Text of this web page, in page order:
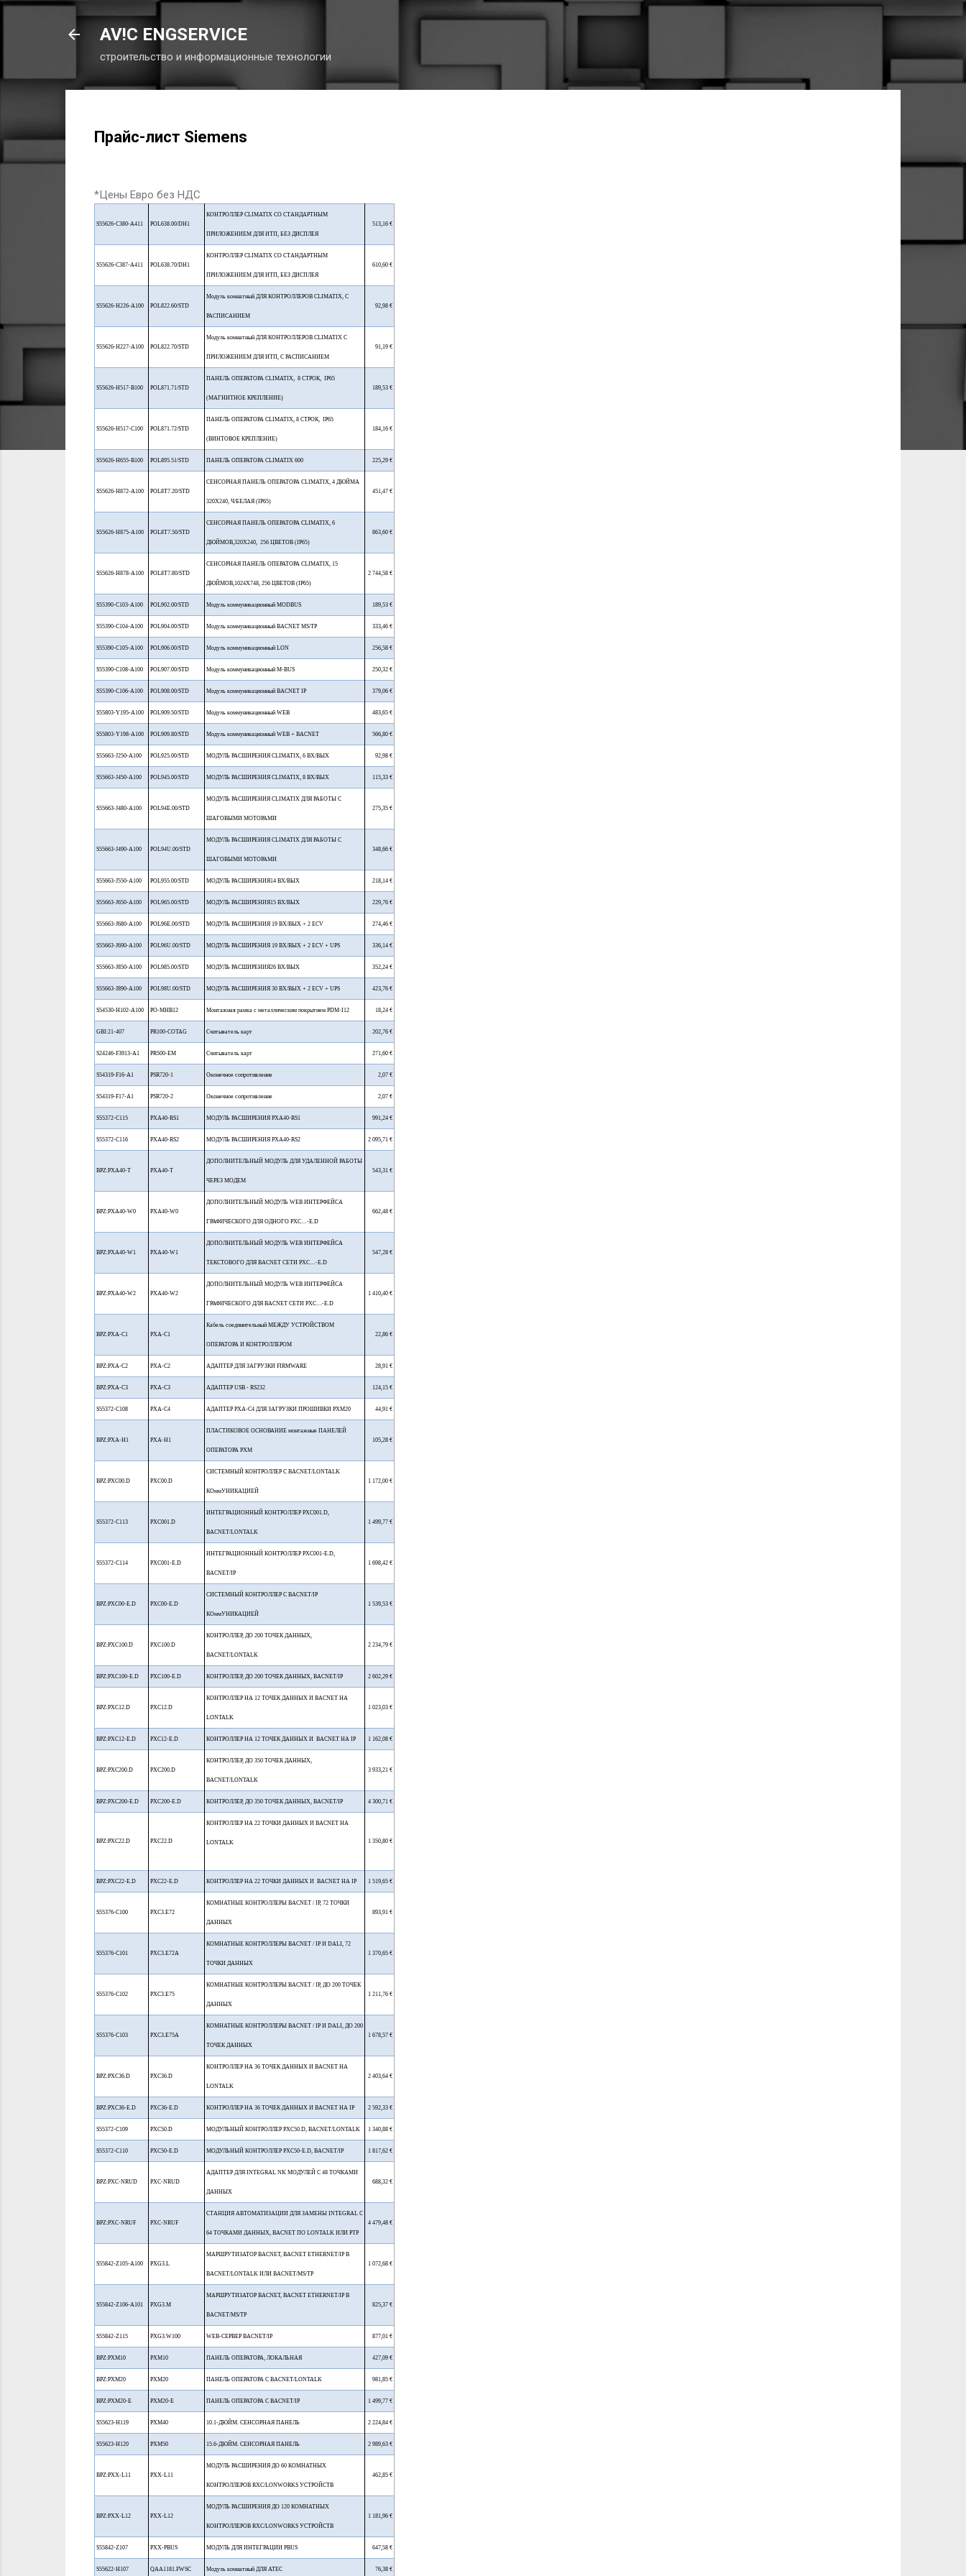
К основному контенту
AV!C ENGSERVICE
строительство и информационные технологии
Прайс-лист Siemens
*Цены Евро без НДС
S55626-C380-A411 POL638.00/DH1
КОНТРОЛЛЕР CLIMATIX СО СТАНДАРТНЫМ
ПРИЛОЖЕНИЕМ ДЛЯ ИТП, БЕЗ ДИСПЛЕЯ
513,16 €
S55626-C387-A411 POL638.70/DH1
КОНТРОЛЛЕР CLIMATIX СО СТАНДАРТНЫМ
ПРИЛОЖЕНИЕМ ДЛЯ ИТП, БЕЗ ДИСПЛЕЯ
610,60 €
S55626-H226-A100 POL822.60/STD
Модуль комнатный ДЛЯ КОНТРОЛЛЕРОВ CLIMATIX, С
РАСПИСАНИЕМ
92,98 €
S55626-H227-A100 POL822.70/STD
Модуль комнатный ДЛЯ КОНТРОЛЛЕРОВ CLIMATIX С
ПРИЛОЖЕНИЕМ ДЛЯ ИТП, С РАСПИСАНИЕМ
91,19 €
S55626-H517-B100 POL871.71/STD
ПАНЕЛЬ ОПЕРАТОРА CLIMATIX, 8 СТРОК, IP65
(МАГНИТНОЕ КРЕПЛЕНИЕ)
189,53 €
S55626-H517-C100 POL871.72/STD
ПАНЕЛЬ ОПЕРАТОРА CLIMATIX, 8 СТРОК, IP65
(ВИНТОВОЕ КРЕПЛЕНИЕ)
184,16 €
S55626-H655-B100 POL895.51/STD ПАНЕЛЬ ОПЕРАТОРА CLIMATIX 600 225,29 €
S55626-H872-A100 POL8T7.20/STD
СЕНСОРНАЯ ПАНЕЛЬ ОПЕРАТОРА CLIMATIX, 4 ДЮЙМА
320Х240, Ч/БЕЛАЯ (IP65)
451,47 €
S55626-H875-A100 POL8T7.50/STD
СЕНСОРНАЯ ПАНЕЛЬ ОПЕРАТОРА CLIMATIX, 6
ДЮЙМОВ,320Х240, 256 ЦВЕТОВ (IP65)
863,60 €
S55626-H878-A100 POL8T7.80/STD
СЕНСОРНАЯ ПАНЕЛЬ ОПЕРАТОРА CLIMATIX, 15
ДЮЙМОВ,1024Х748, 256 ЦВЕТОВ (IP65)
2 744,58 €
S55390-C103-A100 POL902.00/STD Модуль коммуникационный MODBUS 189,53 €
S55390-C104-A100 POL904.00/STD Модуль коммуникационный BACNET MS/TP 333,46 €
S55390-C105-A100 POL906.00/STD Модуль коммуникационный LON 256,58 €
S55390-C108-A100 POL907.00/STD Модуль коммуникационный M-BUS 250,32 €
S55390-C106-A100 POL908.00/STD Модуль коммуникационный BACNET IP 379,06 €
S55803-Y195-A100 POL909.50/STD Модуль коммуникационный WEB 483,65 €
S55803-Y198-A100 POL909.80/STD Модуль коммуникационный WEB + BACNET 566,80 €
S55663-J250-A100 POL925.00/STD МОДУЛЬ РАСШИРЕНИЯ CLIMATIX, 6 ВХ/ВЫХ 92,98 €
S55663-J450-A100 POL945.00/STD МОДУЛЬ РАСШИРЕНИЯ CLIMATIX, 8 ВХ/ВЫХ 115,33 €
S55663-J480-A100 POL94E.00/STD
МОДУЛЬ РАСШИРЕНИЯ CLIMATIX ДЛЯ РАБОТЫ С
ШАГОВЫМИ МОТОРАМИ
275,35 €
S55663-J490-A100 POL94U.00/STD
МОДУЛЬ РАСШИРЕНИЯ CLIMATIX ДЛЯ РАБОТЫ С
ШАГОВЫМИ МОТОРАМИ
348,66 €
S55663-J550-A100 POL955.00/STD МОДУЛЬ РАСШИРЕНИЯ14 ВХ/ВЫХ 218,14 €
S55663-J650-A100 POL965.00/STD МОДУЛЬ РАСШИРЕНИЯ15 ВХ/ВЫХ 229,76 €
S55663-J680-A100 POL96E.00/STD МОДУЛЬ РАСШИРЕНИЯ 19 ВХ/ВЫХ + 2 ECV 274,46 €
S55663-J690-A100 POL96U.00/STD МОДУЛЬ РАСШИРЕНИЯ 19 ВХ/ВЫХ + 2 ECV + UPS 336,14 €
S55663-J850-A100 POL985.00/STD МОДУЛЬ РАСШИРЕНИЯ26 ВХ/ВЫХ 352,24 €
S55663-J890-A100 POL98U.00/STD МОДУЛЬ РАСШИРЕНИЯ 30 ВХ/ВЫХ + 2 ECV + UPS 423,76 €
S54530-H102-A100 PO-MHB12 Монтажная рамка с металлическим покрытием PDM-I12 18,24 €
GBI:21-407 PR100-COTAG Считыватель карт 202,76 €
S24246-F3913-A1 PR500-EM Считыватель карт 271,60 €
S54319-F16-A1 PSR720-1 Оконечное сопротивление 2,07 €
S54319-F17-A1 PSR720-2 Оконечное сопротивление 2,07 €
S55372-C115 PXA40-RS1 МОДУЛЬ РАСШИРЕНИЯ PXA40-RS1 991,24 €
S55372-C116 PXA40-RS2 МОДУЛЬ РАСШИРЕНИЯ PXA40-RS2 2 095,71 €
BPZ:PXA40-T PXA40-T
ДОПОЛНИТЕЛЬНЫЙ МОДУЛЬ ДЛЯ УДАЛЕННОЙ РАБОТЫ
ЧЕРЕЗ МОДЕМ
543,31 €
BPZ:PXA40-W0 PXA40-W0
ДОПОЛНИТЕЛЬНЫЙ МОДУЛЬ WEB ИНТЕРФЕЙСА
ГРАФИЧЕСКОГО ДЛЯ ОДНОГО PXC…-E.D
662,48 €
BPZ:PXA40-W1 PXA40-W1
ДОПОЛНИТЕЛЬНЫЙ МОДУЛЬ WEB ИНТЕРФЕЙСА
ТЕКСТОВОГО ДЛЯ BACNET СЕТИ PXC…-E.D
547,28 €
BPZ:PXA40-W2 PXA40-W2
ДОПОЛНИТЕЛЬНЫЙ МОДУЛЬ WEB ИНТЕРФЕЙСА
ГРАФИЧЕСКОГО ДЛЯ BACNET СЕТИ PXC…-E.D
1 410,40 €
BPZ:PXA-C1 PXA-C1
Кабель соединительный МЕЖДУ УСТРОЙСТВОМ
ОПЕРАТОРА И КОНТРОЛЛЕРОМ
22,86 €
BPZ:PXA-C2 PXA-C2 АДАПТЕР ДЛЯ ЗАГРУЗКИ FIRMWARE 28,91 €
BPZ:PXA-C3 PXA-C3 АДАПТЕР USB - RS232 124,15 €
S55372-C108 PXA-C4 АДАПТЕР PXA-C4 ДЛЯ ЗАГРУЗКИ ПРОШИВКИ PXM20 44,91 €
BPZ:PXA-H1 PXA-H1
ПЛАСТИКОВОЕ ОСНОВАНИЕ монтажные ПАНЕЛЕЙ
ОПЕРАТОРА PXM
105,28 €
BPZ:PXC00.D PXC00.D
СИСТЕМНЫЙ КОНТРОЛЛЕР С BACNET/LONTALK
КОммУНИКАЦИЕЙ
1 172,00 €
S55372-C113 PXC001.D
ИНТЕГРАЦИОННЫЙ КОНТРОЛЛЕР PXC001.D,
BACNET/LONTALK
1 499,77 €
S55372-C114 PXC001-E.D
ИНТЕГРАЦИОННЫЙ КОНТРОЛЛЕР PXC001-E.D,
BACNET/IP
1 698,42 €
BPZ:PXC00-E.D PXC00-E.D
СИСТЕМНЫЙ КОНТРОЛЛЕР С BACNET/IP
КОммУНИКАЦИЕЙ
1 539,53 €
BPZ:PXC100.D PXC100.D
КОНТРОЛЛЕР, ДО 200 ТОЧЕК ДАННЫХ,
BACNET/LONTALK
2 234,79 €
BPZ:PXC100-E.D PXC100-E.D КОНТРОЛЛЕР, ДО 200 ТОЧЕК ДАННЫХ, BACNET/IP 2 602,29 €
BPZ:PXC12.D PXC12.D
КОНТРОЛЛЕР НА 12 ТОЧЕК ДАННЫХ И BACNET НА
LONTALK
1 023,03 €
BPZ:PXC12-E.D PXC12-E.D КОНТРОЛЛЕР НА 12 ТОЧЕК ДАННЫХ И BACNET НА IP 1 162,08 €
BPZ:PXC200.D PXC200.D
КОНТРОЛЛЕР, ДО 350 ТОЧЕК ДАННЫХ,
BACNET/LONTALK
3 933,21 €
BPZ:PXC200-E.D PXC200-E.D КОНТРОЛЛЕР, ДО 350 ТОЧЕК ДАННЫХ, BACNET/IP 4 300,71 €
BPZ:PXC22.D PXC22.D
КОНТРОЛЛЕР НА 22 ТОЧКИ ДАННЫХ И BACNET НА
LONTALK 1 350,80 €
BPZ:PXC22-E.D PXC22-E.D КОНТРОЛЛЕР НА 22 ТОЧКИ ДАННЫХ И BACNET НА IP 1 519,65 €
S55376-C100 PXC3.E72
КОМНАТНЫЕ КОНТРОЛЛЕРЫ BACNET / IP, 72 ТОЧКИ
ДАННЫХ
893,91 €
S55376-C101 PXC3.E72A
КОМНАТНЫЕ КОНТРОЛЛЕРЫ BACNET / IP И DALI, 72
ТОЧКИ ДАННЫХ
1 370,65 €
S55376-C102 PXC3.E75
КОМНАТНЫЕ КОНТРОЛЛЕРЫ BACNET / IP, ДО 200 ТОЧЕК
ДАННЫХ
1 211,76 €
S55376-C103 PXC3.E75A
КОМНАТНЫЕ КОНТРОЛЛЕРЫ BACNET / IP И DALI, ДО 200
ТОЧЕК ДАННЫХ
1 678,57 €
BPZ:PXC36.D PXC36.D
КОНТРОЛЛЕР НА 36 ТОЧЕК ДАННЫХ И BACNET НА
LONTALK
2 403,64 €
BPZ:PXC36-E.D PXC36-E.D КОНТРОЛЛЕР НА 36 ТОЧЕК ДАННЫХ И BACNET НА IP 2 592,33 €
S55372-C109 PXC50.D МОДУЛЬНЫЙ КОНТРОЛЛЕР PXC50.D, BACNET/LONTALK 1 340,88 €
S55372-C110 PXC50-E.D МОДУЛЬНЫЙ КОНТРОЛЛЕР PXC50-E.D, BACNET/IP 1 817,62 €
BPZ:PXC-NRUD PXC-NRUD
АДАПТЕР ДЛЯ INTEGRAL NK МОДУЛЕЙ С 48 ТОЧКАМИ
ДАННЫХ
688,32 €
BPZ:PXC-NRUF PXC-NRUF
СТАНЦИЯ АВТОМАТИЗАЦИИ ДЛЯ ЗАМЕНЫ INTEGRAL С
64 ТОЧКАМИ ДАННЫХ, BACNET ПО LONTALK ИЛИ PTP
4 479,48 €
S55842-Z105-A100 PXG3.L
МАРШРУТИЗАТОР BACNET, BACNET ETHERNET/IP В
BACNET/LONTALK ИЛИ BACNET/MS/TP
1 072,68 €
S55842-Z106-A101 PXG3.M
МАРШРУТИЗАТОР BACNET, BACNET ETHERNET/IP В
BACNET/MS/TP
825,37 €
S55842-Z115 PXG3.W100 WEB-СЕРВЕР BACNET/IP 877,01 €
BPZ:PXM10 PXM10 ПАНЕЛЬ ОПЕРАТОРА, ЛОКАЛЬНАЯ 427,09 €
BPZ:PXM20 PXM20 ПАНЕЛЬ ОПЕРАТОРА С BACNET/LONTALK 981,85 €
BPZ:PXM20-E PXM20-E ПАНЕЛЬ ОПЕРАТОРА С BACNET/IP 1 499,77 €
S55623-H119 PXM40 10.1-ДЮЙМ. СЕНСОРНАЯ ПАНЕЛЬ 2 224,84 €
S55623-H120 PXM50 15.6-ДЮЙМ. СЕНСОРНАЯ ПАНЕЛЬ 2 989,63 €
BPZ:PXX-L11 PXX-L11
МОДУЛЬ РАСШИРЕНИЯ ДО 60 КОМНАТНЫХ
КОНТРОЛЛЕРОВ RXC/LONWORKS УСТРОЙСТВ
462,85 €
BPZ:PXX-L12 PXX-L12
МОДУЛЬ РАСШИРЕНИЯ ДО 120 КОМНАТНЫХ
КОНТРОЛЛЕРОВ RXC/LONWORKS УСТРОЙСТВ
1 181,96 €
S55842-Z107 PXX-PBUS МОДУЛЬ ДЛЯ ИНТЕГРАЦИИ PBUS 647,58 €
S55622-H107 QAA1181.FWSC Модуль комнатный ДЛЯ ATEC 76,38 €